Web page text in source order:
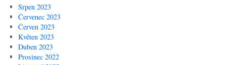
Srpen 2023
Červenec 2023
Červen 2023
Květen 2023
Duben 2023
Prosinec 2022